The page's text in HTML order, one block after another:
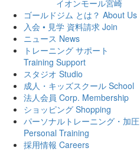
イオンモール宮崎
ゴールドジム とは？ About Us
入会 • 見学 資料請求 Join
ニュース News
トレーニング サポート
Training Support
スタジオ Studio
成人・キッズスクール School
法人会員 Corp. Membership
ショッピング Shopping
パーソナルトレーニング・加圧
Personal Training
採用情報 Careers